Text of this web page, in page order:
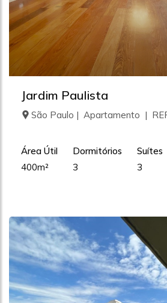
Jardim Paulista
São Paulo | Apartamento |
Área Útil
400m²
Dormitórios
3
Suítes
3